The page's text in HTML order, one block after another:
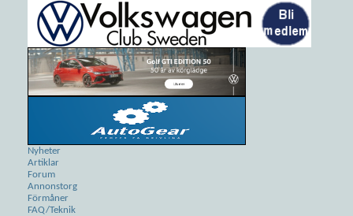
Nyheter
Artiklar
Forum
Annonstorg
Förmåner
FAQ/Teknik